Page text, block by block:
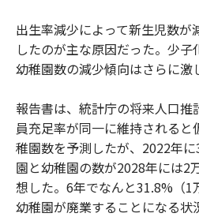
出生率減少によって新生児数が
したのが主な原因だった。少子
幼稚園数の減少傾向はさらに激
報告書は、統計庁の将来人口推
員充足率が同一に維持される
稚園数を予測したが、2022年
園と幼稚園の数が2028年には2
想した。6年でなんと31.8%（1
幼稚園が廃業することになる状